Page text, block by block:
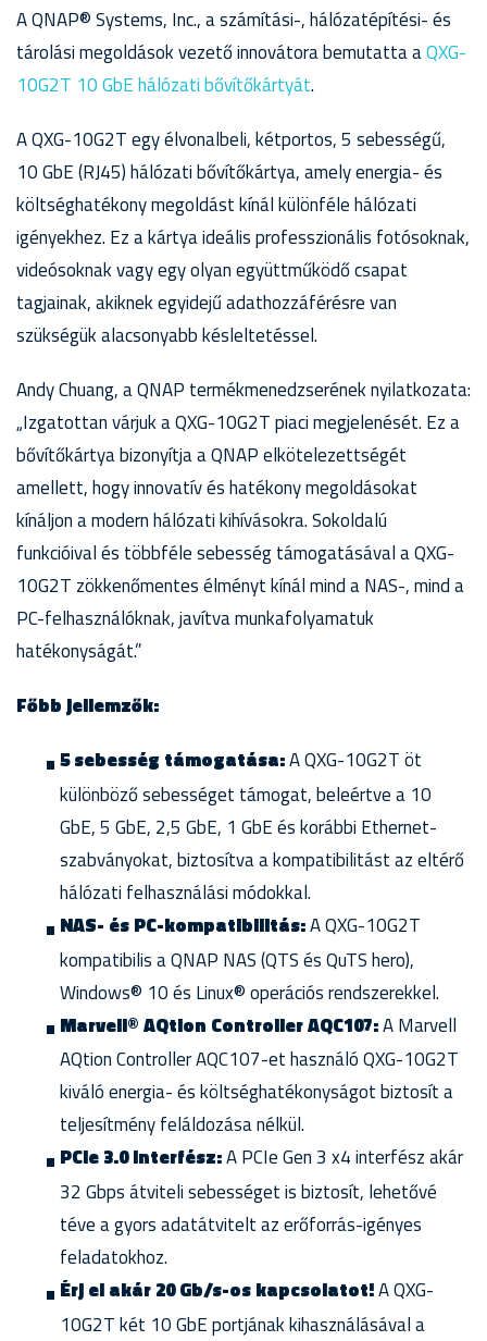
A QNAP® Systems, Inc., a számítási-, hálózatépítési- és
tárolási megoldások vezető innovátora bemutatta aQXG-
10G2T 10 GbE hálózati bővítőkártyát.
A QXG-10G2T egy élvonalbeli, kétportos, 5 sebességű,
10 GbE (RJ45) hálózati bővítőkártya, amely energia- és
költséghatékony megoldást kínál különféle hálózati
igényekhez. Ez a kártya ideális professzionális fotósoknak,
videósoknak vagy egy olyan együttműködő csapat
tagjainak, akiknek egyidejű adathozzáférésre van
szükségük alacsonyabb késleltetéssel.
Andy Chuang, a QNAP termékmenedzserének nyilatkozata:
„Izgatottan várjuk a QXG-10G2T piaci megjelenését. Ez a
bővítőkártya bizonyítja a QNAP elkötelezettségét
amellett, hogy innovatív és hatékony megoldásokat
kínáljon a modern hálózati kihívásokra. Sokoldalú
funkcióival és többféle sebesség támogatásával a QXG-
10G2T zökkenőmentes élményt kínál mind a NAS-, mind a
PC-felhasználóknak, javítva munkafolyamatuk
hatékonyságát.”
Főbb jellemzők:
5 sebesség támogatása:A QXG-10G2T öt
különböző sebességet támogat, beleértve a 10
GbE, 5 GbE, 2,5 GbE, 1 GbE és korábbi Ethernet-
szabványokat, biztosítva a kompatibilitást az eltérő
hálózati felhasználási módokkal.
NAS- és PC-kompatibilitás:A QXG-10G2T
kompatibilis a QNAP NAS (QTS és QuTS hero),
Windows® 10 és Linux® operációs rendszerekkel.
Marvell® AQtion Controller AQC107:A Marvell
AQtion Controller AQC107-et használó QXG-10G2T
kiváló energia- és költséghatékonyságot biztosít a
teljesítmény feláldozása nélkül.
PCIe 3.0 interfész:A PCIe Gen 3 x4 interfész akár
32 Gbps átviteli sebességet is biztosít, lehetővé
téve a gyors adatátvitelt az erőforrás-igényes
feladatokhoz.
Érj el akár 20 Gb/s-os kapcsolatot!A QXG-
10G2T két 10 GbE portjának kihasználásával a